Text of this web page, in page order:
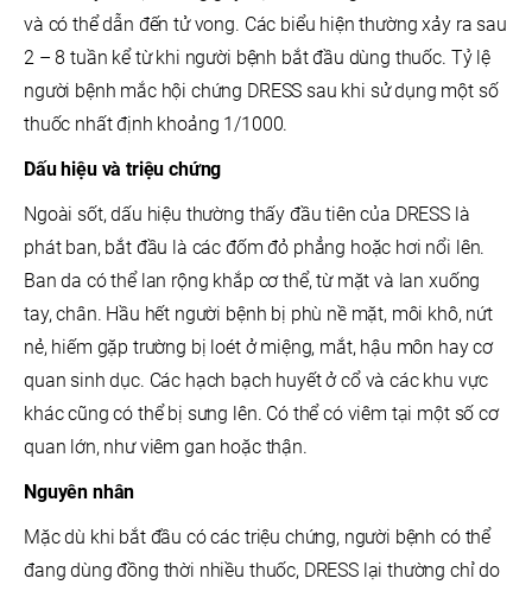
và có thể dẫn đến tử vong. Các biểu hiện thường xảy ra sau
2 – 8 tuần kể từ khi người bệnh bắt đầu dùng thuốc. Tỷ lệ
người bệnh mắc hội chứng DRESS sau khi sử dụng một số
thuốc nhất định khoảng 1/1000.
Dấu hiệu và triệu chứng
Ngoài sốt, dấu hiệu thường thấy đầu tiên của DRESS là
phát ban, bắt đầu là các đốm đỏ phẳng hoặc hơi nổi lên.
Ban da có thể lan rộng khắp cơ thể, từ mặt và lan xuống
tay, chân. Hầu hết người bệnh bị phù nề mặt, môi khô, nứt
nẻ, hiếm gặp trường bị loét ở miệng, mắt, hậu môn hay cơ
quan sinh dục. Các hạch bạch huyết ở cổ và các khu vực
khác cũng có thể bị sưng lên. Có thể có viêm tại một số cơ
quan lớn, như viêm gan hoặc thận.
Nguyên nhân
Mặc dù khi bắt đầu có các triệu chứng, người bệnh có thể
đang dùng đồng thời nhiều thuốc, DRESS lại thường chỉ do